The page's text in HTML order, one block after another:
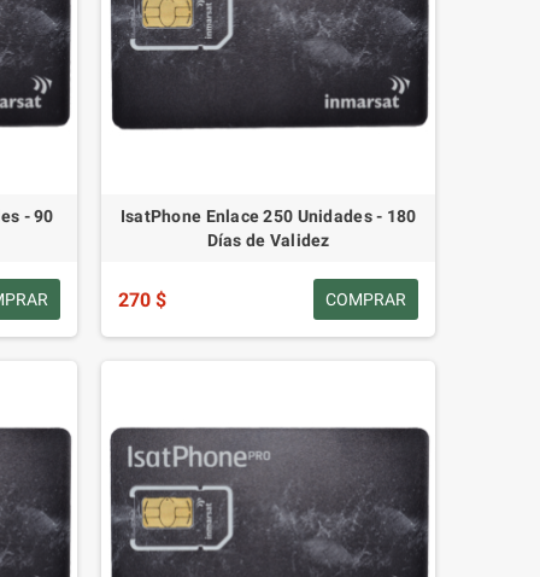
- 90
IsatPhone Enlace 250 Unidades - 180
Días de Validez
270 $ COMPRAR